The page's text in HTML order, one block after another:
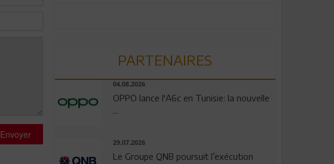
Envoyer
PARTENAIRES
04.08.2026
OPPO lance l'A6c en Tunisie: la nouvelle
...
29.07.2026
Le Groupe QNB poursuit l’exécution